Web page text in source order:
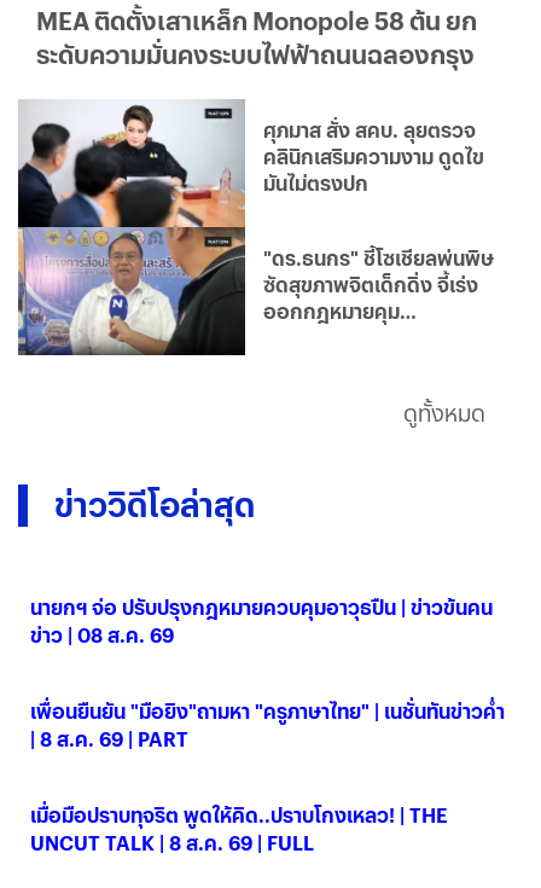
MEA ติดตั้งเสาเหล็ก Monopole 58 ต้น ยก
ระดับความมั่นคงระบบไฟฟ้าถนนฉลองกรุง
ศุภมาส สั่ง สคบ. ลุยตรวจ
คลินิกเสริมความงาม ดูดไข
มันไม่ตรงปก
"ดร.ธนกร" ชี้โซเชียลพ่นพิษ
ซัดสุขภาพจิตเด็กดิ่ง จี้เร่ง
ออกกฎหมายคุม
ดูทั้งหมด
ข่าววิดีโอล่าสุด
นายกฯ จ่อ ปรับปรุงกฎหมายควบคุมอาวุธปืน | ข่าวข้นคน
ข่าว | 08 ส.ค. 69
เพื่อนยืนยัน "มือยิง"ถามหา "ครูภาษาไทย" | เนชั่นทันข่าวค่ำ
| 8 ส.ค. 69 | PART
เมื่อมือปราบทุจริต พูดให้คิด..ปราบโกงเหลว! | THE
UNCUT TALK | 8 ส.ค. 69 | FULL